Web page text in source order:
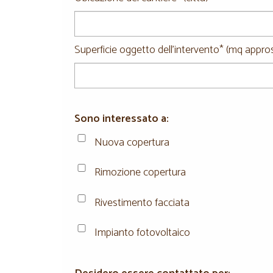
Superficie oggetto dell'intervento* (mq
Sono interessato a:
Nuova copertura
Rimozione copertura
Rivestimento facciata
Impianto fotovoltaico